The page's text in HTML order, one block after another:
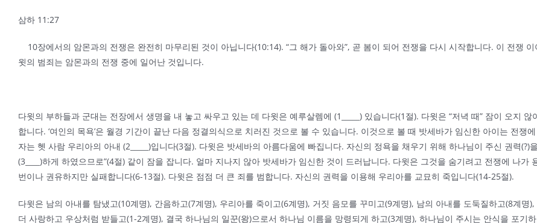
삼하 11:27
10장에서의 암몬과의 전쟁은 완전히 마무리된 것이 아닙니다(10:14). “그 해가 돌아와”, 곧 봄이 되어 전쟁을 다시 시작합니다. 이 전쟁
윗의 범죄는 암몬과의 전쟁 중에 일어난 것입니다.
다윗의 부하들과 군대는 전장에서 생명을 내 놓고 싸우고 있는 데 다윗은 예루살렘에 (1_____) 있습니다(1절). 다윗은 “저녁 때” 잠이 오지
합니다. ‘여인의 목욕’은 월경 기간이 끝난 다음 정결의식으로 치러진 것으로 볼 수 있습니다. 이것으로 볼 때 밧세바가 임신한 아이는 전
자는 헷 사람 우리아의 아내 (2_____)입니다(3절). 다윗은 밧세바의 아름다움에 빠집니다. 자신의 정욕을 채우기 위해 하나님이 주신 권력
(3____)하게 하였으므로”(4절) 같이 잠을 잡니다. 얼마 지나지 않아 밧세바가 임신한 것이 드러납니다. 다윗은 그것을 숨기려고 전쟁에 나
번이나 권유하지만 실패합니다(6-13절). 다윗은 점점 더 큰 죄를 범합니다. 자신의 권력을 이용해 우리아를 교묘히 죽입니다(14-25절).
다윗은 남의 아내를 탐냈고(10계명), 간음하고(7계명), 우리아를 죽이고(6계명), 거짓 음모를 꾸미고(9계명), 남의 아내를 도둑질하고(8계명
더 사랑하고 우상처럼 받들고(1-2계명), 결국 하나님의 일꾼(왕)으로서 하나님 이름을 망령되게 하고(3계명), 하나님이 주시는 안식을 포기